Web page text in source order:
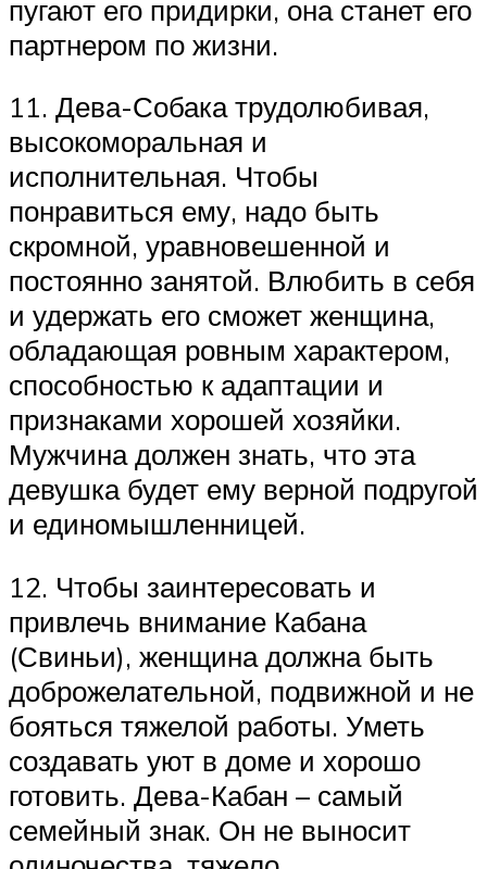
пугают его придирки, она станет его
партнером по жизни.
11. Дева-Собака трудолюбивая,
высокоморальная и
исполнительная. Чтобы
понравиться ему, надо быть
скромной, уравновешенной и
постоянно занятой. Влюбить в себя
и удержать его сможет женщина,
обладающая ровным характером,
способностью к адаптации и
признаками хорошей хозяйки.
Мужчина должен знать, что эта
девушка будет ему верной подругой
и единомышленницей.
12. Чтобы заинтересовать и
привлечь внимание Кабана
(Свиньи), женщина должна быть
доброжелательной, подвижной и не
бояться тяжелой работы. Уметь
создавать уют в доме и хорошо
готовить. Дева-Кабан – самый
семейный знак. Он не выносит